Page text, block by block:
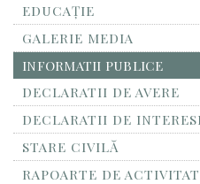
EDUCAȚIE
GALERIE MEDIA
INFORMATII PUBLICE
DECLARATII DE AVERE
DECLARATII DE
STARE CIVILĂ
RAPOARTE DE